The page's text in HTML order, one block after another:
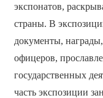
экспонатов,
страны. В
документы,
офицеров,
государственных
часть экспозиции